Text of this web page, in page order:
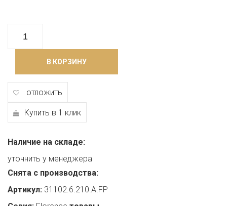
В КОРЗИНУ
отложить
Купить в 1 клик
Наличие на складе:
уточнить у менеджера
Снята с производства:
Артикул: 31102.6.210.A.FP